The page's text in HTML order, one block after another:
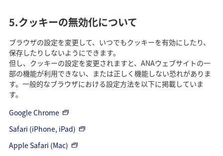
5.クッキーの無効化について
ブラウザの設定を変更して、いつでもクッキーを有効にしたり、
保存したりしないようにできます。
但し、クッキーの設定を変更されますと、ANAウェブサイトの一
部の機能が利用できない、または正しく機能しない恐れがありま
す。一般的なブラウザにおける設定方法を以下に掲載していま
す。
Google Chrome
Safari (iPhone, iPad)
Apple Safari (Mac)